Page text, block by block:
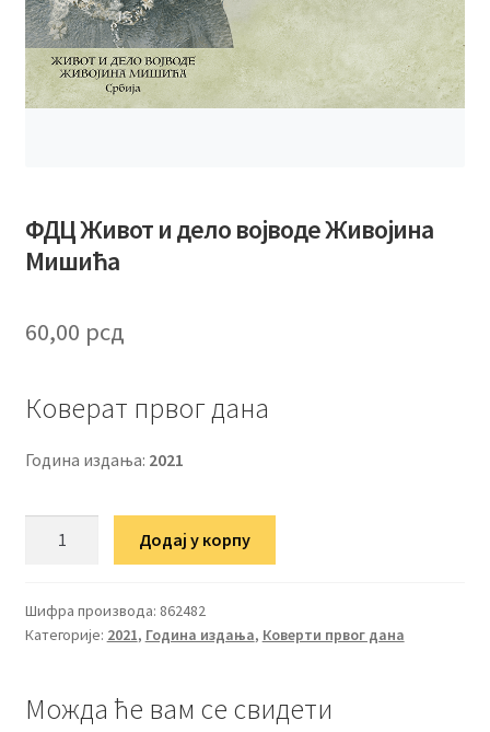
ФДЦ Живот и дело војводе Живојина
Мишића
60,00 рсд
Коверат првог дана
Година издања: 2021
дело
војводе
количина
Додај у корпу
Шифра производа: 862482
Категорије: 2021, Година издања, Коверти првог дана
Можда ће вам се свидети